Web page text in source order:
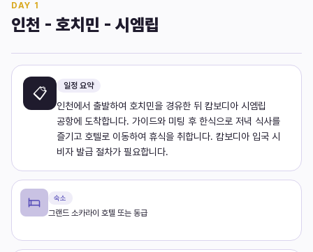
DAY 1
인천 - 호치민 - 시엠립
📋 일정 요약
인천에서 출발하여 호치민을 경유한 뒤 캄보디아 시엠립
공항에 도착합니다. 가이드와 미팅 후 한식으로 저녁 식사를
즐기고 호텔로 이동하여 휴식을 취합니다. 캄보디아 입국 시
비자 발급 절차가 필요합니다.
숙소
그랜드 소카라이 호텔 또는 동급